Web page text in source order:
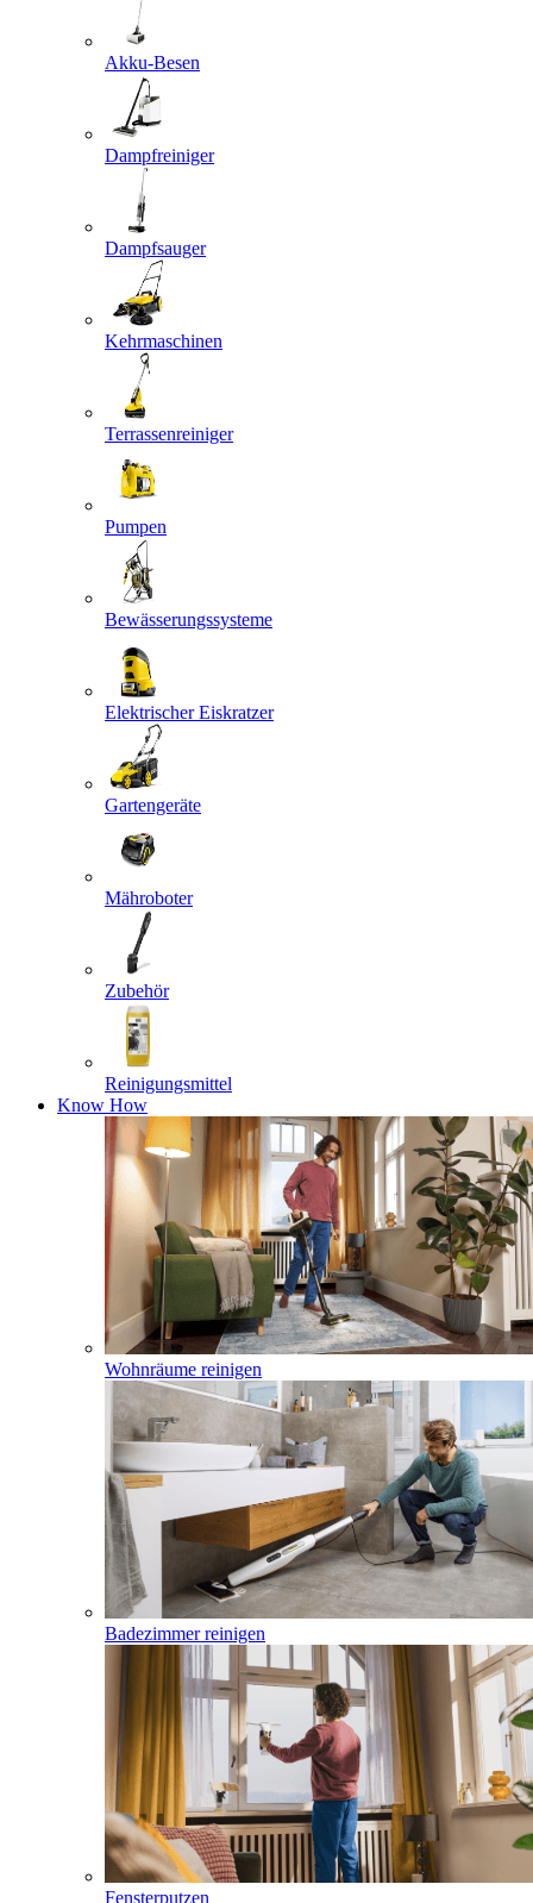
Akku-Besen
Dampfreiniger
Dampfsauger
Kehrmaschinen
Terrassenreiniger
Pumpen
Bewässerungssysteme
Elektrischer Eiskratzer
Gartengeräte
Mähroboter
Zubehör
Reinigungsmittel
Know How
Wohnräume reinigen
Badezimmer reinigen
Fensterputzen